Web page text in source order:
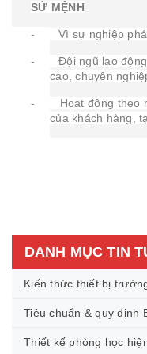
DANH MỤC TIN
Kiến thức thiết bị
Tiêu chuẩn & quy định
Thiết kế phòng học
SỨ MỆNH
- Vì sự nghiệp phát
- Đội ngũ lao động,
cao, chuyên
- Hoạt động theo
của khách hàng,